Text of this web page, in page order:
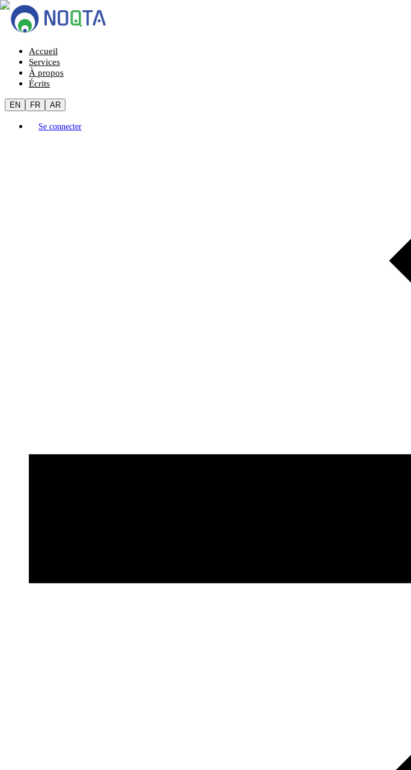
Accueil
Services
À propos
Écrits
EN FR AR
Se connecter